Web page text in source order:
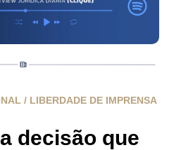
/ LIBERDADE DE IMPRENSA
decisão que